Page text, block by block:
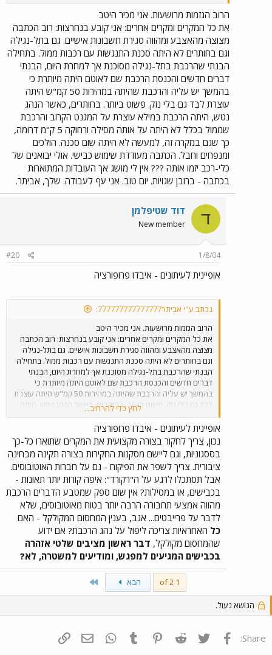
הרוב הגזמות מרושעות. אני מכיר היטב
את כל המקרים ומקרים אחרים: אני קובע בנחרצות: רוב הכתבה
מצוצה מהאצבע ומהווה סגירת חשבונות אישיים. גם בתל-נגילה
וגם בחותרים לא היתה סכנת התנגשות עם רכבות ממול. בתחילה
הבנתי שהרכבת בתל-נגילה מסוכנת אך למחרת היום, הבנתי
דברים חדשים והכנסת הרכבת שם לאוטם היתה מיותרת כי
בהמשך יש עליה והרכבת שהיתה במהירות 50 קמ"ש היתה
עוצרת לבד גם בלי נזק. פשוט ביותר. בחותרים, כאשר הנהג
נטש, היתה הרכבת במילא עוצרת על המגנט הקרוב והרכבת
שממול בכלל לא היתה על אותה מסילה ורחוקה 5 ק"מ דרומה,
כך שגם במקרה זה, למעשה לא היתה שום סכנה. הולכים
ומנפחים וחבל. הכתבה מעודדת שימוש כבישי. אולי יבואנים של
כלי-רכב יזמו אותה ??? אין לי מושג אך העובדות המתוארות
בכתבה - ברובן שגויות. יום טוב. אני עף לעבודה. שלך, אביתר.
ד דוד שטיפלמן
New member
1/8/04
#20
אופיינית לעיתונים - איבדו פרופורציה
נכתב ע"י אביתר777777777777777:
הרוב הגזמות מרושעות. אני מכיר היטב
את כל המקרים ומקרים אחרים: אני קובע בנחרצות: רוב הכתבה
מצוצה מהאצבע ומהווה סגירת חשבונות אישיים. גם בתל-נגילה
וגם בחותרים לא היתה סכנת התנגשות עם רכבות ממול. בתחילה
הבנתי שהרכבת בתל-נגילה מסוכנת אך למחרת היום, הבנתי
דברים חדשים והכנסת הרכבת שם לאוטם היתה מיותרת כי
בהמשך יש עליה והרכבת שהיתה במהירות 50 קמ"ש היתה עוצרת
לבד גם בלי נזק. פשוט ביותר. בחותרים, כאשר הנהג נטש, היתה
הרכבת במילא עוצרת על המגנט הקרוב והרכבת שממול בכלל
לא היתה על אותה מסילה ורחוקה 5 ק"מ דרומה, כך שגם במקרה
זה, למעשה לא היתה שום סכנה. הולכים ומנפחים וחבל. הכתבה
מעודדת שימוש כבישי. אולי יבואנים של כלי-רכב יזמו אותה ??? אין
לי מושג אך העובדות המתוארות בכתבה - ברובן שגויות. יום טוב.
אני עף לעבודה. שלך, אביתר.
לחץ כדי להרחיב...
אופיינית לעיתונים - איבדו פרופורציה
נכון, צריך לחקור בצורה מקצועית את המקרים שתוארו כל-כך
בססגוניות, וגם ליישם מסקנות החקירות בצורה תקינה מבחינה
ציבורית. צריך לשפר את הפיקוח - גם על חברות האוטובוסים.
אבל תסתכלו לרגע על ה"רקורד": איפה קורות יותר תאונות -
בכבישים, או במסילות? אין שום ספק שמטבע הדברים הרכבת
מהווה אמצעי תחבורה הרבה יותר בטוח מאוטובוסים, שלא
לדבר על פרייבטים... אגב, בענין המחסום המקולקל - האם
כל האחראיות צריכה ליפול על נהג הרכבת? אם ידוע
שהמחסום מקולקל, דבר ראשון מציבים שלטי אזהרה
בכבישים המגיעים למפגש, ומודיעים למשטרה, לא?
1 of 2 הבא
הנושא נעול.
Share: פייסבוק Twitter
Reddit
Pinterest
Tumblr
WhatsAppדואר אלקטרוני